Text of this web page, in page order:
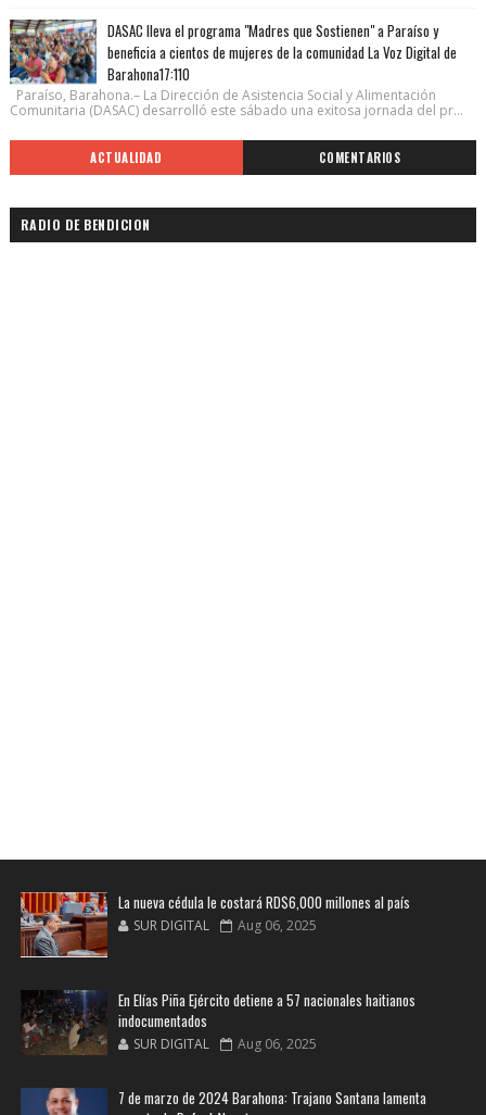
DASAC lleva el programa "Madres que Sostienen" a Paraíso y
beneficia a cientos de mujeres de la comunidad La Voz Digital de
Barahona17:110
Paraíso, Barahona.– La Dirección de Asistencia Social y Alimentación
Comunitaria (DASAC) desarrolló este sábado una exitosa jornada del pr...
ACTUALIDAD COMENTARIOS
RADIO DE BENDICION
La nueva cédula le costará RD$6,000 millones al país
SUR DIGITAL Aug 06, 2025
En Elías Piña Ejército detiene a 57 nacionales haitianos
indocumentados
SUR DIGITAL Aug 06, 2025
7 de marzo de 2024 Barahona: Trajano Santana lamenta